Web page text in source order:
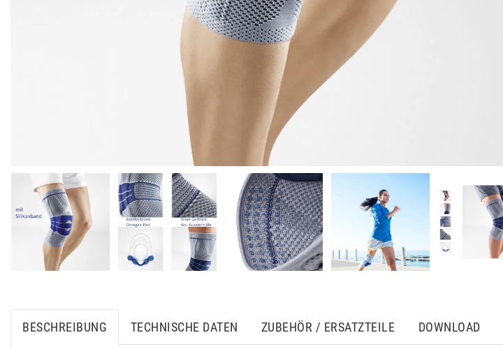
BESCHREIBUNG TECHNISCHE DATEN ZUBEHÖR / ERSATZTEILE DOWNLOAD